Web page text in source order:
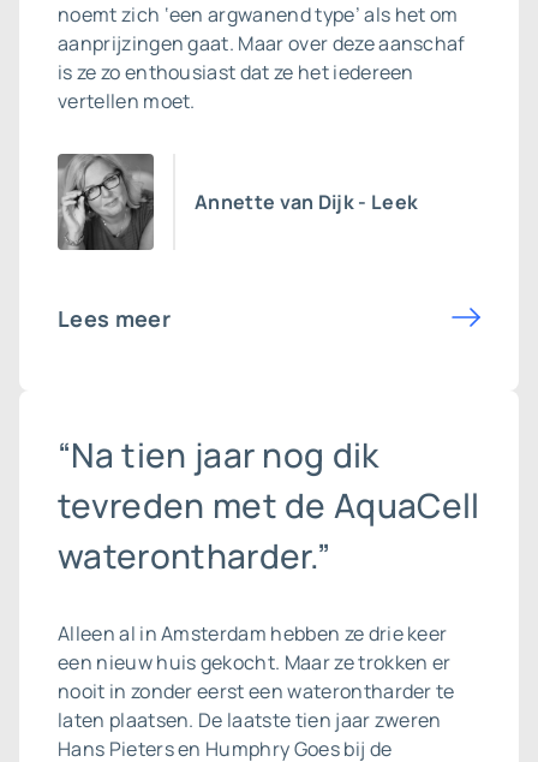
noemt zich ‘een argwanend type’ als het om
aanprijzingen gaat. Maar over deze aanschaf
is ze zo enthousiast dat ze het iedereen
vertellen moet.
Annette van Dijk - Leek
Lees meer
“Na tien jaar nog dik
tevreden met de AquaCell
waterontharder.”
Alleen al in Amsterdam hebben ze drie keer
een nieuw huis gekocht. Maar ze trokken er
nooit in zonder eerst een waterontharder te
laten plaatsen. De laatste tien jaar zweren
Hans Pieters en Humphry Goes bij de